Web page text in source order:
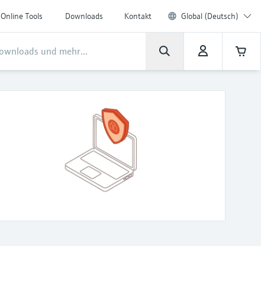
Online Tools Downloads Kontakt Global (Deutsch)